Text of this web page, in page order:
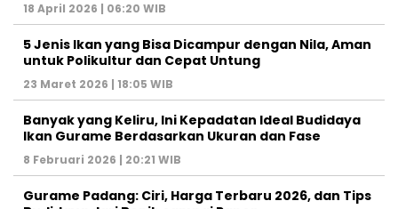
18 April 2026 | 06:20 WIB
5 Jenis Ikan yang Bisa Dicampur dengan Nila, Aman
untuk Polikultur dan Cepat Untung
23 Maret 2026 | 18:05 WIB
Banyak yang Keliru, Ini Kepadatan Ideal Budidaya
Ikan Gurame Berdasarkan Ukuran dan Fase
8 Februari 2026 | 20:21 WIB
Gurame Padang: Ciri, Harga Terbaru 2026, dan Tips